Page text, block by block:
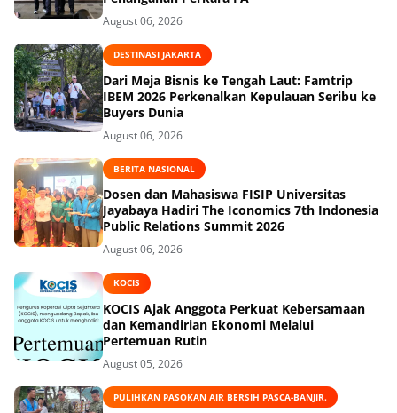
August 06, 2026
DESTINASI JAKARTA
Dari Meja Bisnis ke Tengah Laut: Famtrip
IBEM 2026 Perkenalkan Kepulauan Seribu ke
Buyers Dunia
August 06, 2026
BERITA NASIONAL
Dosen dan Mahasiswa FISIP Universitas
Jayabaya Hadiri The Iconomics 7th Indonesia
Public Relations Summit 2026
August 06, 2026
KOCIS
KOCIS Ajak Anggota Perkuat Kebersamaan
dan Kemandirian Ekonomi Melalui
Pertemuan Rutin
August 05, 2026
PULIHKAN PASOKAN AIR BERSIH PASCA-BANJIR.